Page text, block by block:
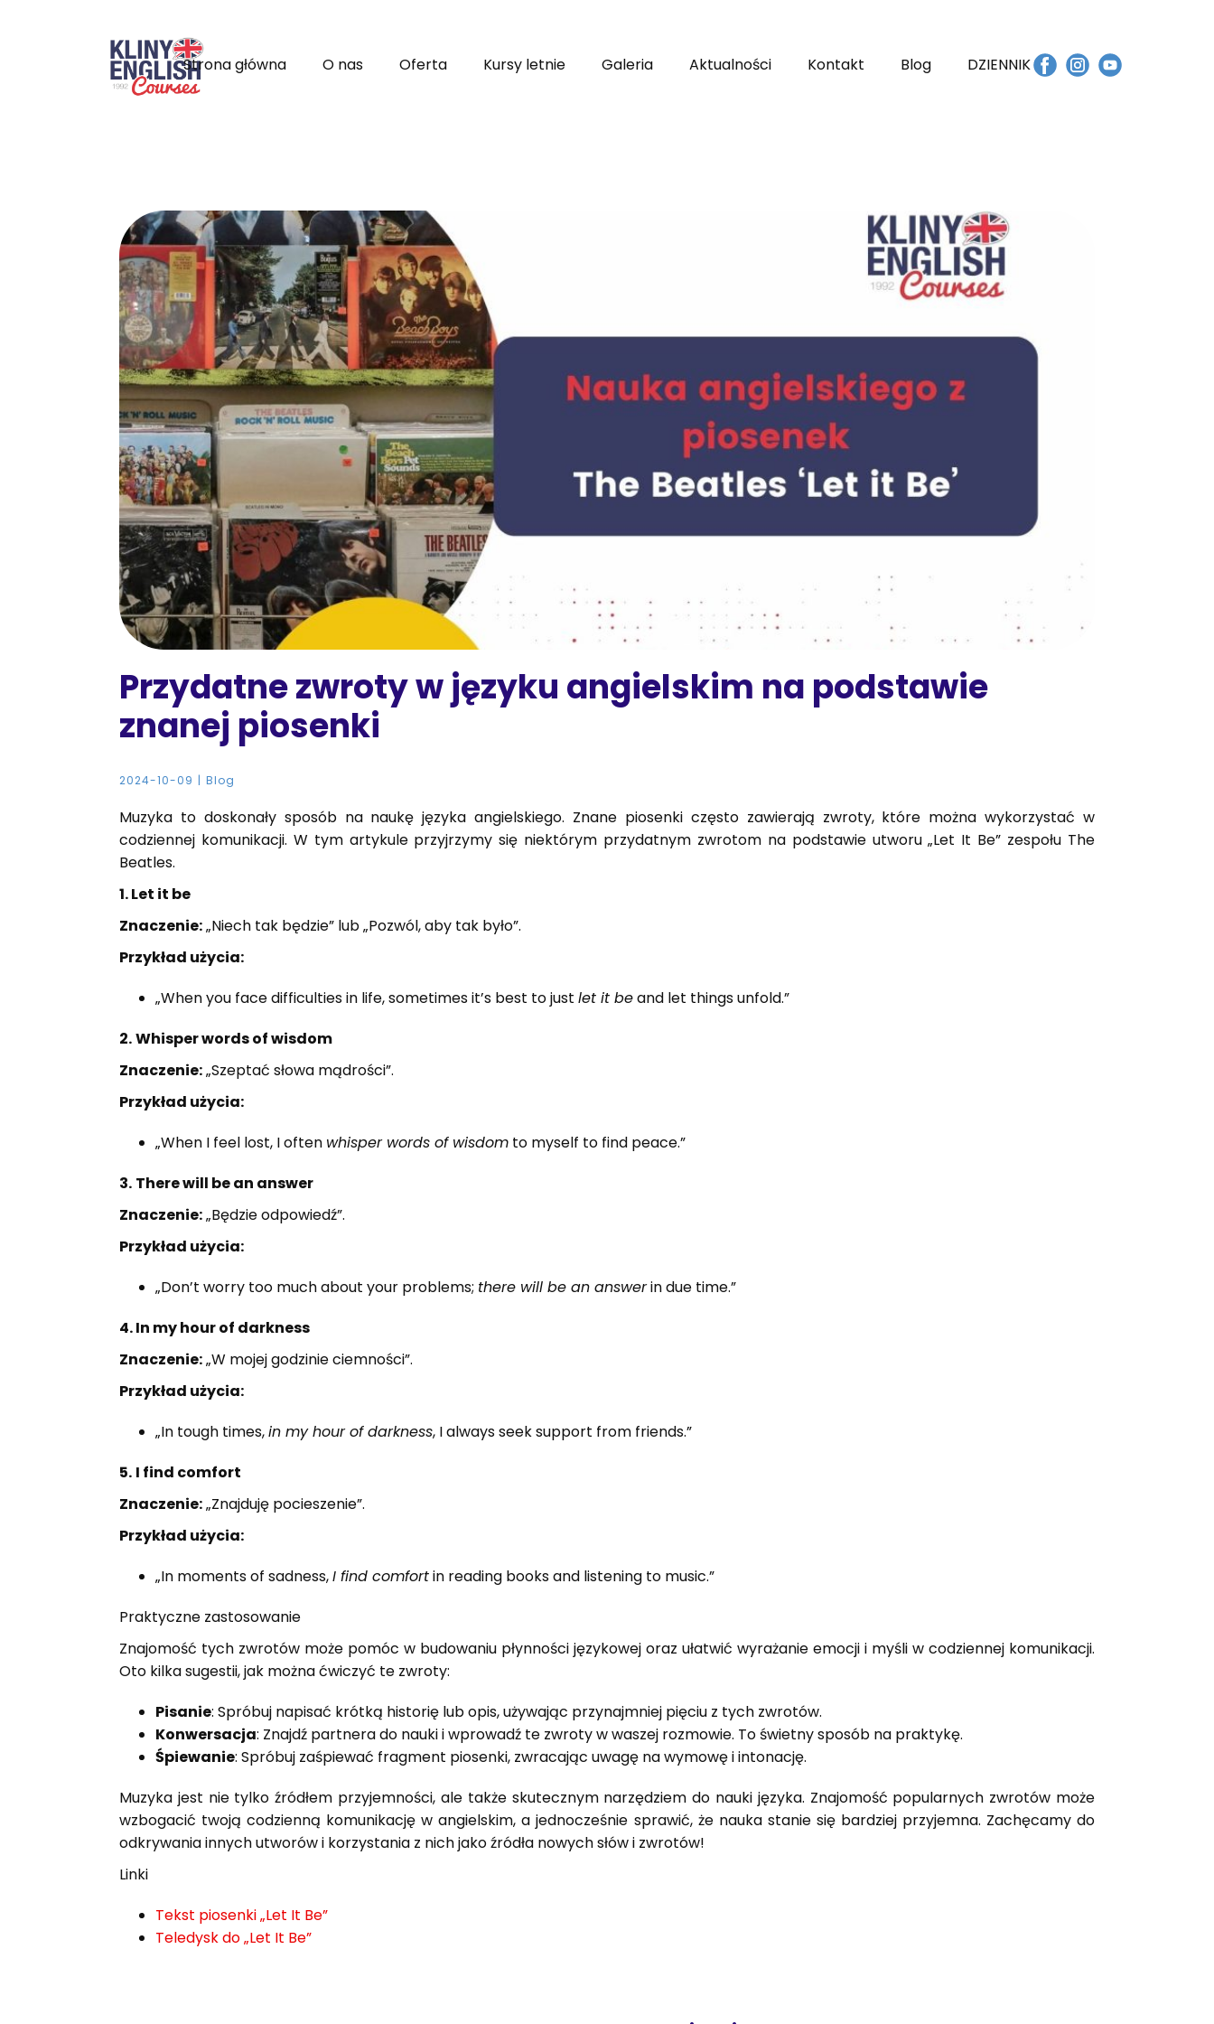
Strona główna O nas Oferta Kursy letnie Galeria Aktualności Kontakt Blog DZIENNIK
Przydatne zwroty w języku angielskim na podstawie
znanej piosenki
2024-10-09 Blog
Muzyka to doskonały sposób na naukę języka angielskiego. Znane piosenki często zawierają zwroty, które można wykorzystać w
codziennej komunikacji. W tym artykule przyjrzymy się niektórym przydatnym zwrotom na podstawie utworu „Let It Be” zespołu The
Beatles.
1. Let it be
Znaczenie:„Niech tak będzie” lub „Pozwól, aby tak było”.
Przykład użycia:
„When you face difficulties in life, sometimes it’s best to just let it beand let things unfold.”
2.Whisper words of wisdom
Znaczenie:„Szeptać słowa mądrości”.
Przykład użycia:
„When I feel lost, I often whisper words of wisdom to myself to find peace.”
3. There will be an answer
Znaczenie:„Będzie odpowiedź”.
Przykład użycia:
„Don’t worry too much about your problems; there will be an answerin due time.”
4. In my hour of darkness
Znaczenie:„W mojej godzinie ciemności”.
Przykład użycia:
„In tough times,in my hour of darkness, I always seek support from friends.”
5. I find comfort
Znaczenie:„Znajduję pocieszenie”.
Przykład użycia:
„In moments of sadness,I find comfortin reading books and listening to music.”
Praktyczne zastosowanie
Znajomość tych zwrotów może pomóc w budowaniu płynności językowej oraz ułatwić wyrażanie emocji i myśli w codziennej komunikacji.
Oto kilka sugestii, jak można ćwiczyć te zwroty:
Pisanie: Spróbuj napisać krótką historię lub opis, używając przynajmniej pięciu z tych zwrotów.
Konwersacja: Znajdź partnera do nauki i wprowadź te zwroty w waszej rozmowie. To świetny sposób na praktykę.
Śpiewanie: Spróbuj zaśpiewać fragment piosenki, zwracając uwagę na wymowę i intonację.
Muzyka jest nie tylko źródłem przyjemności, ale także skutecznym narzędziem do nauki języka. Znajomość popularnych zwrotów może
wzbogacić twoją codzienną komunikację w angielskim, a jednocześnie sprawić, że nauka stanie się bardziej przyjemna. Zachęcamy do
odkrywania innych utworów i korzystania z nich jako źródła nowych słów i zwrotów!
Linki
Tekst piosenki „Let It Be”
Teledysk do „Let It Be”